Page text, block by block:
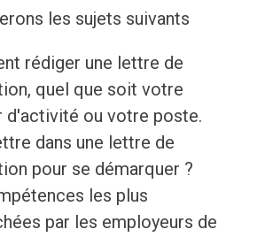
les sujets suivants
rédiger une lettre de
quel que soit votre
d'activité ou votre poste.
dans une lettre de
pour se démarquer ?
les plus
par les employeurs de